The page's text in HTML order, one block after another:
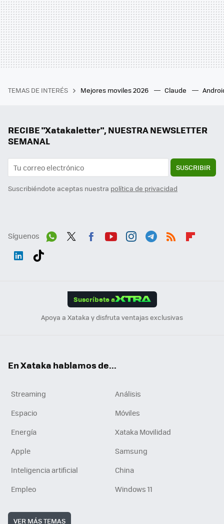
TEMAS DE INTERÉS Mejores moviles 2026 Claude
RECIBE "Xatakaletter", NUESTRA NEWSLETTER
SEMANAL
SUSCRIBIR
Suscribiéndote aceptas nuestra política de privacidad
Síguenos
Suscríbete a
Apoya a Xataka y disfruta ventajas exclusivas
En Xataka hablamos de...
Streaming
Análisis
Espacio
Móviles
Energía
Xataka Movilidad
Apple
Samsung
Inteligencia artificial
China
Empleo
Windows 11
VER MÁS TEMAS